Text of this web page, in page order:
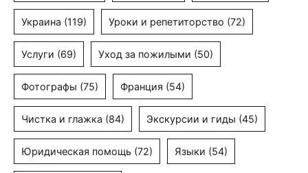
Украина (119) Уроки и репетиторство (72)
Услуги (69) Уход за пожилыми (50)
Фотографы (75) Франция (54)
Чистка и глажка (84) Экскурсии и гиды (45)
Юридическая помощь (72) Языки (54)